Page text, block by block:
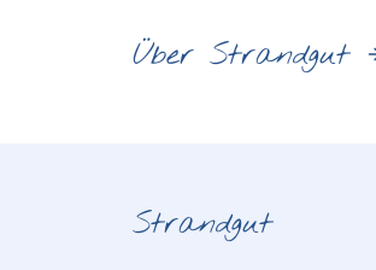
Über Strandgut
Strandgut